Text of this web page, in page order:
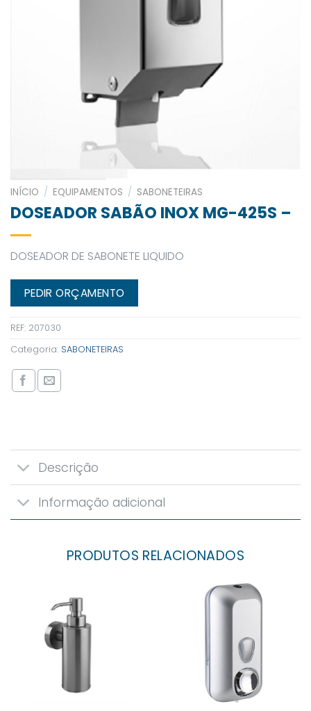
INÍCIO / EQUIPAMENTOS / SABONETEIRAS
DOSEADOR SABÃO INOX MG-425S –
DOSEADOR DE SABONETE LIQUIDO
PEDIR ORÇAMENTO
REF: 207030
Categoria: SABONETEIRAS
Descrição
Informação adicional
PRODUTOS RELACIONADOS